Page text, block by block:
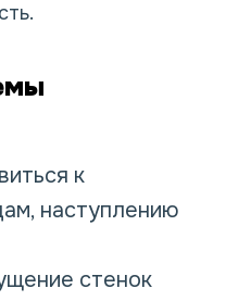
к
наступлению
стенок